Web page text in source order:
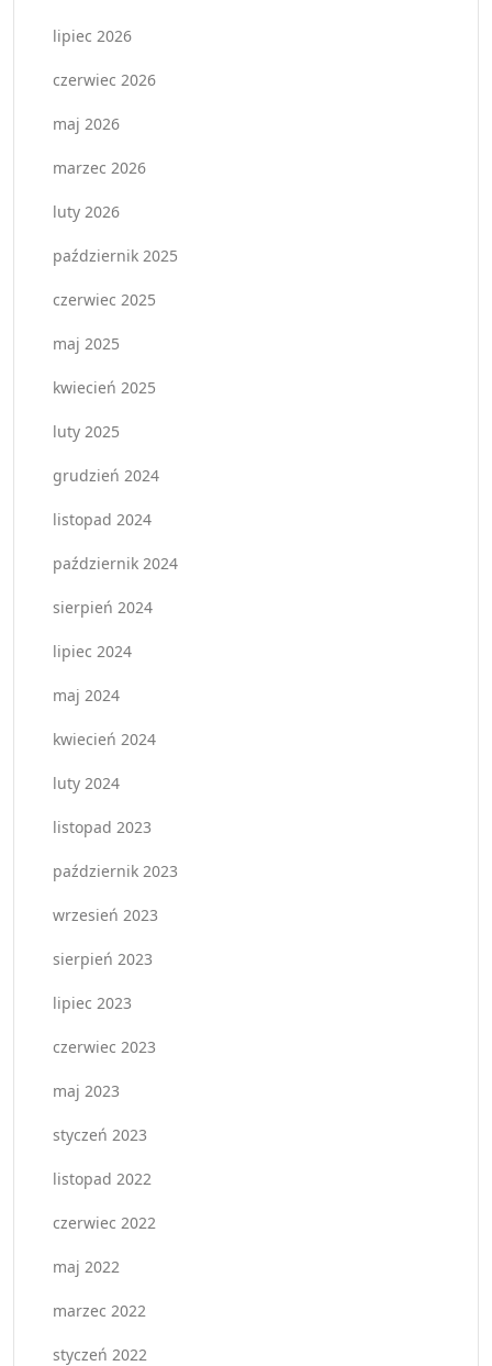
lipiec 2026
czerwiec 2026
maj 2026
marzec 2026
luty 2026
październik 2025
czerwiec 2025
maj 2025
kwiecień 2025
luty 2025
grudzień 2024
listopad 2024
październik 2024
sierpień 2024
lipiec 2024
maj 2024
kwiecień 2024
luty 2024
listopad 2023
październik 2023
wrzesień 2023
sierpień 2023
lipiec 2023
czerwiec 2023
maj 2023
styczeń 2023
listopad 2022
czerwiec 2022
maj 2022
marzec 2022
styczeń 2022